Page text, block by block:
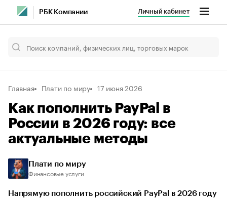
РБК Компании Личный кабинет
Главная Плати по миру 17 июня 2026
Как пополнить PayPal в
России в 2026 году: все
актуальные методы
Плати по миру
Финансовые услуги
Напрямую пополнить российский PayPal в 2026 году